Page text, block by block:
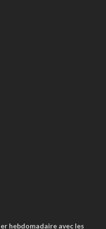
hebdomadaire avec les